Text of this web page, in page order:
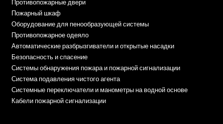
Противопожарные двери
Пожарный шкаф
Оборудование для пенообразующей системы
Противопожарное одеяло
Автоматические разбрызгиватели и открытые насадки
Безопасность и спасение
Системы обнаружения пожара и пожарной сигнализации
Система подавления чистого агента
Системные переключатели и манометры на водной основе
Кабели пожарной сигнализации